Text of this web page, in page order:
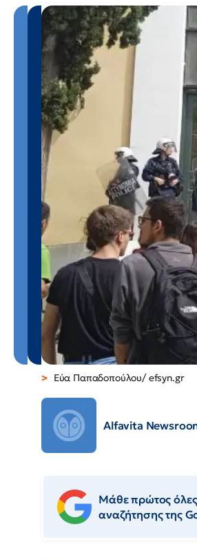
Εύα Παπαδοπούλου/ efsyn.gr
Alfavita
Μάθε πρώτος όλες
αναζήτησης της